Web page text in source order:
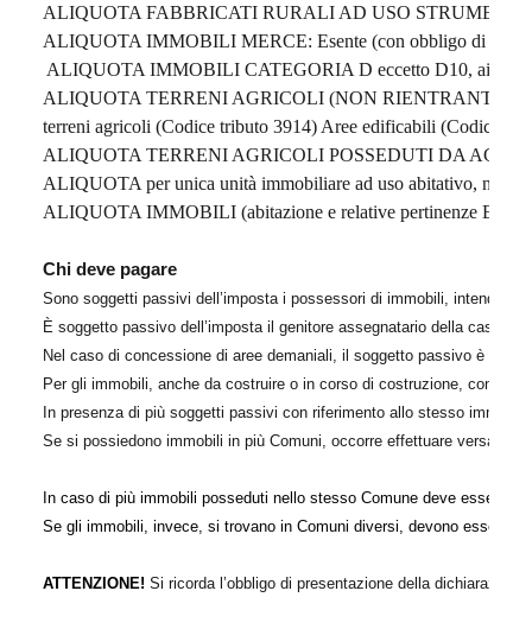
ALIQUOTA FABBRICATI RURALI AD USO
ALIQUOTA IMMOBILI MERCE: Esente (con obbligo di
ALIQUOTA IMMOBILI CATEGORIA D eccetto D10, ai sensi
ALIQUOTA TERRENI AGRICOLI (NON RIENTRANTI
terreni agricoli (Codice tributo 3914) Aree edificabili (Codice
ALIQUOTA TERRENI AGRICOLI POSSEDUTI DA
ALIQUOTA per unica unità immobiliare ad uso abitativo,
ALIQUOTA IMMOBILI (abitazione e relative pertinenze
Chi deve pagare
Sono soggetti passivi dell’imposta i possessori di immobili,
È soggetto passivo dell’imposta il genitore assegnatario della casa
Nel caso di concessione di aree demaniali, il soggetto passivo è il
Per gli immobili, anche da costruire o in corso di costruzione,
In presenza di più soggetti passivi con riferimento allo stesso
Se si possiedono immobili in più Comuni, occorre effettuare
In caso di più immobili posseduti nello stesso Comune deve essere
Se gli immobili, invece, si trovano in Comuni diversi, devono essere
ATTENZIONE! Si ricorda l’obbligo di presentazione della